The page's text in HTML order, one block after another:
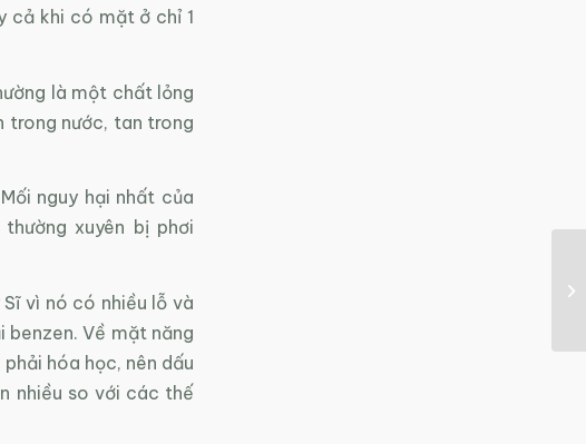
cả khi có mặt ở chỉ 1
là một chất lỏng
trong nước, tan trong
nguy hại nhất của
xuyên bị phơi
vì nó có nhiều lỗ và
benzen. Về mặt năng
hóa học, nên dấu
nhiều so với các thế